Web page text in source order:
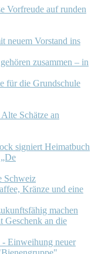
Vorfreude auf runden
neuem Vorstand ins
zusammen – in
für die Grundschule
Schätze an
signiert Heimatbuch
Schweiz
Kränze und eine
machen
Geschenk an die
Einweihung neuer